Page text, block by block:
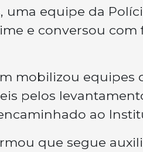
uma equipe da
e conversou
mobilizou equipes
pelos
ao
que segue